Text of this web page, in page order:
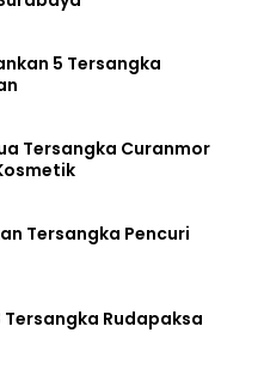
5 Tersangka
Tersangka Curanmor
Tersangka Pencuri
Rudapaksa